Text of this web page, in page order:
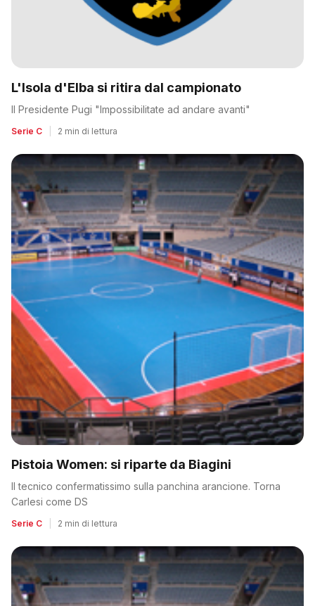
L'Isola d'Elba si ritira dal campionato
Il Presidente Pugi "Impossibilitate ad andare avanti"
Serie C 2 min di lettura
Pistoia Women: si riparte da Biagini
Il tecnico confermatissimo sulla panchina arancione. Torna
Carlesi come DS
Serie C 2 min di lettura